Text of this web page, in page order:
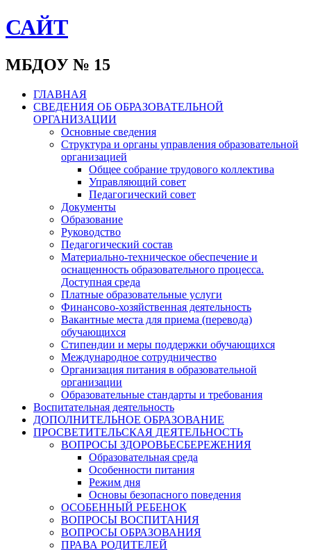
САЙТ
МБДОУ № 15
ГЛАВНАЯ
СВЕДЕНИЯ ОБ ОБРАЗОВАТЕЛЬНОЙ
ОРГАНИЗАЦИИ
Основные сведения
Структура и органы управления образовательной
организацией
Общее собрание трудового коллектива
Управляющий совет
Педагогический совет
Документы
Образование
Руководство
Педагогический состав
Материально-техническое обеспечение и
оснащенность образовательного процесса.
Доступная среда
Платные образовательные услуги
Финансово-хозяйственная деятельность
Вакантные места для приема (перевода)
обучающихся
Стипендии и меры поддержки обучающихся
Международное сотрудничество
Организация питания в образовательной
организации
Образовательные стандарты и требования
Воспитательная деятельность
ДОПОЛНИТЕЛЬНОЕ ОБРАЗОВАНИЕ
ПРОСВЕТИТЕЛЬСКАЯ ДЕЯТЕЛЬНОСТЬ
ВОПРОСЫ ЗДОРОВЬЕСБЕРЕЖЕНИЯ
Образовательная среда
Особенности питания
Режим дня
Основы безопасного поведения
ОСОБЕННЫЙ РЕБЕНОК
ВОПРОСЫ ВОСПИТАНИЯ
ВОПРОСЫ ОБРАЗОВАНИЯ
ПРАВА РОДИТЕЛЕЙ